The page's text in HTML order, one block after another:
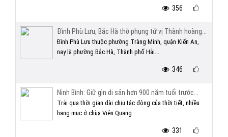
356
Đình Phù Lưu, Bắc Hà thờ phụng tứ vị Thành hoàng...
Đình Phù Lưu thuộc phường Tràng Minh, quận Kiến An,
nay là phường Bắc Hà, Thành phố Hải...
346
Ninh Bình: Giữ gìn di sản hơn 900 năm tuổi trước...
Trải qua thời gian dài chịu tác động của thời tiết, nhiều
hạng mục ở chùa Viên Quang...
331